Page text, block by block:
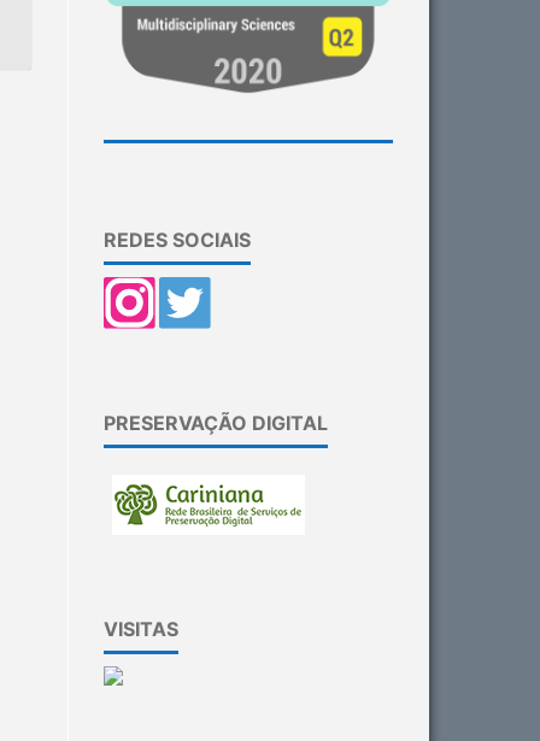
REDES SOCIAIS
PRESERVAÇÃO DIGITAL
VISITAS